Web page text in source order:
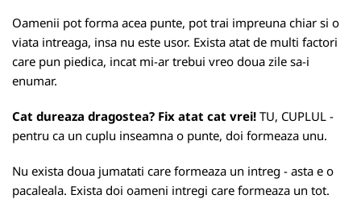
Oamenii pot forma acea punte, pot trai impreuna chiar si o
viata intreaga, insa nu este usor. Exista atat de multi factori
care pun piedica, incat mi-ar trebui vreo doua zile sa-i
enumar.
Cat dureaza dragostea? Fix atat cat vrei! TU, CUPLUL -
pentru ca un cuplu inseamna o punte, doi formeaza unu.
Nu exista doua jumatati care formeaza un intreg - asta e o
pacaleala. Exista doi oameni intregi care formeaza un tot.